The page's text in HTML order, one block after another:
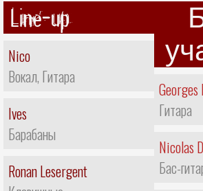
Line-up
Nico
Вокал, Гитара
Ives
Барабаны
Ronan Lesergent
Гитара
Nicolas
Бас-